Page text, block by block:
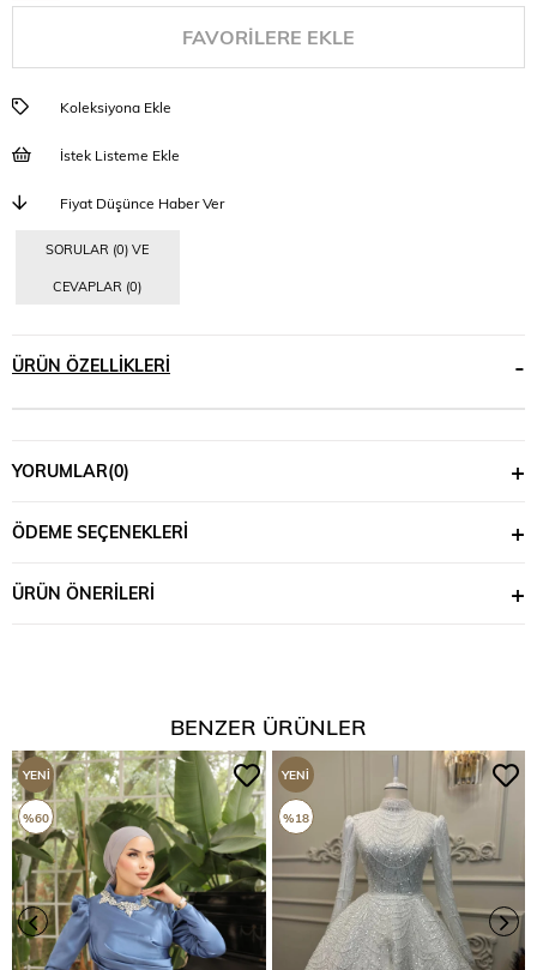
FAVORILERE EKLE
Koleksiyona Ekle
İstek Listeme Ekle
Fiyat Düşünce Haber Ver
SORULAR (0) VE
CEVAPLAR (0)
ÜRÜN ÖZELLIKLERI
YORUMLAR(0)
ÖDEME SEÇENEKLERI
ÜRÜN ÖNERILERI
BENZER ÜRÜNLER
YENI
ÜRÜN
%60
YENI
ÜRÜN
%18